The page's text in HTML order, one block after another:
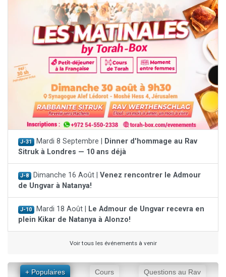
J-31 Mardi 8 Septembre |
Dinner d'hommage au Rav
Sitruk à Londres — 10 ans déjà
J-8 Dimanche 16 Août | Venez rencontrer le Admour
de Ungvar à Natanya!
J-10 Mardi 18 Août |
Le Admour de Ungvar recevra en
plein Kikar de Natanya à Alonzo!
Voir tous les événements à venir
+ Populaires Cours Questions au Rav